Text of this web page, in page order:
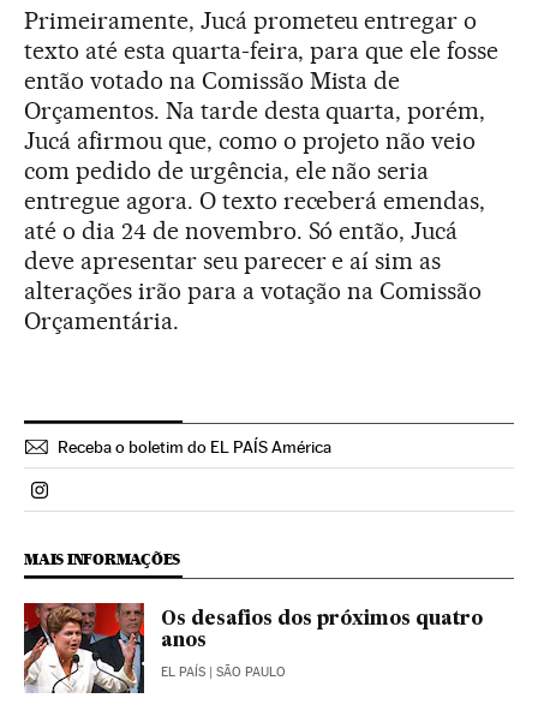
Primeiramente, Jucá prometeu entregar o
texto até esta quarta-feira, para que ele fosse
então votado na Comissão Mista de
Orçamentos. Na tarde desta quarta, porém,
Jucá afirmou que, como o projeto não veio
com pedido de urgência, ele não seria
entregue agora. O texto receberá emendas,
até o dia 24 de novembro. Só então, Jucá
deve apresentar seu parecer e aí sim as
alterações irão para a votação na Comissão
Orçamentária.
Receba o boletim do EL PAÍS América
Politica El País Brasil en Instagram
MAIS INFORMAÇÕES
Os desafios dos próximos quatro
anos
EL PAÍS | SÃO PAULO